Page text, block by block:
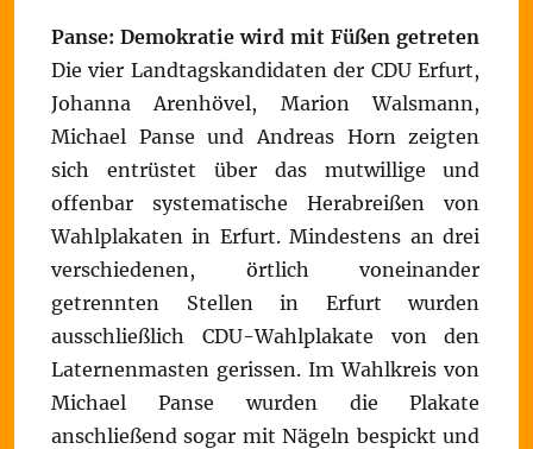
Panse: Demokratie wird mit Füßen getreten
Die vier Landtagskandidaten der CDU Erfurt,
Johanna Arenhövel, Marion Walsmann,
Michael Panse und Andreas Horn zeigten
sich entrüstet über das mutwillige und
offenbar systematische Herabreißen von
Wahlplakaten in Erfurt. Mindestens an drei
verschiedenen, örtlich voneinander
getrennten Stellen in Erfurt wurden
ausschließlich CDU-Wahlplakate von den
Laternenmasten gerissen. Im Wahlkreis von
Michael Panse wurden die Plakate
anschließend sogar mit Nägeln bespickt und